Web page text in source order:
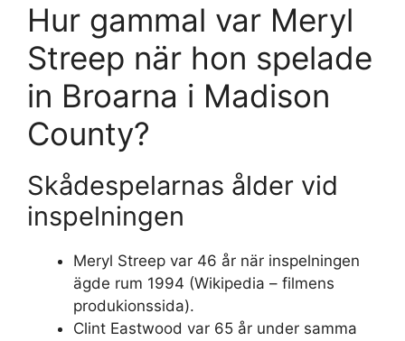
Hur gammal var Meryl
Streep när hon spelade
in Broarna i Madison
County?
Skådespelarnas ålder vid
inspelningen
Meryl Streep var 46 år när inspelningen
ägde rum 1994 (Wikipedia – filmens
produkionssida).
Clint Eastwood var 65 år under samma